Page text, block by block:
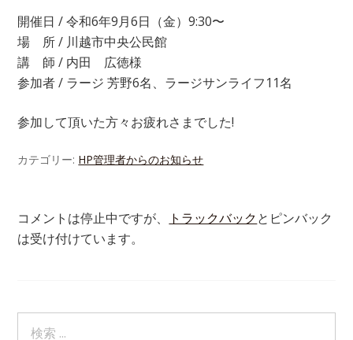
開催日 / 令和6年9月6日（金）9:30〜
場 所 / 川越市中央公民館
講 師 / 内田 広徳様
参加者 / ラージ 芳野6名、ラージサンライフ11名
参加して頂いた方々お疲れさまでした!
カテゴリー: HP管理者からのお知らせ
コメントは停止中ですが、 トラックバックとピンバック
は受け付けています。